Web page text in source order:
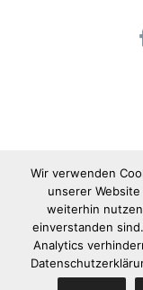
© 2025
Wir verwenden
unserer
weiterhin
einverstanden
Analytics